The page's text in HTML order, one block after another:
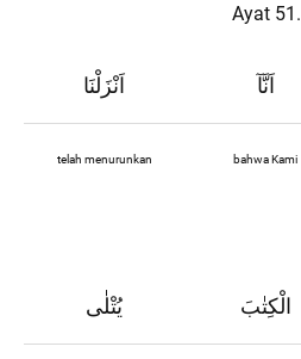
Ayat 51.
اَنْزَلْنَا اَنَّآ
telah menurunkan bahwa Kami
يُتْلٰى الْكِتٰبَ